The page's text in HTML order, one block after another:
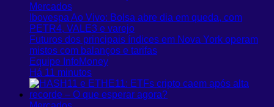
Mercados
Ibovespa Ao Vivo: Bolsa abre dia em queda, com
PETR4, VALE3 e varejo
Futuros dos principais índices em Nova York operam
mistos com balanços e tarifas
Equipe InfoMoney
Há 11 minutos